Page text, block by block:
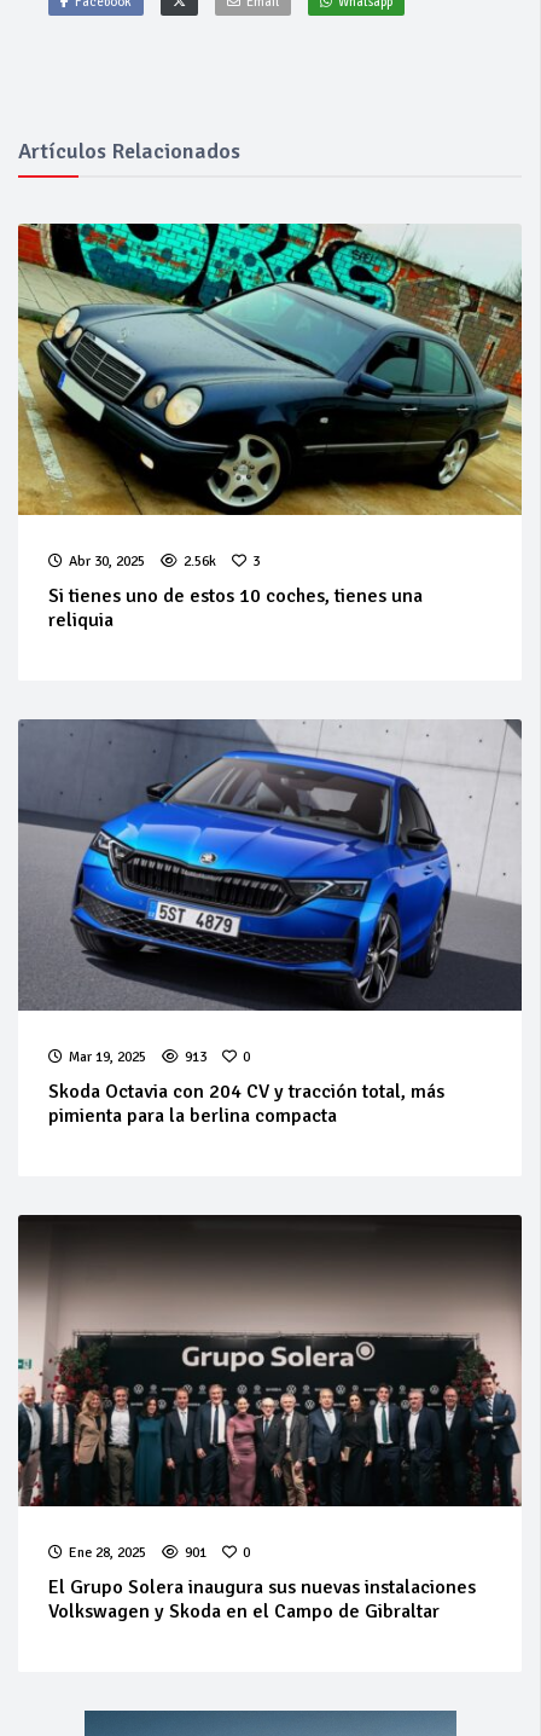
Artículos Relacionados
Abr 30, 2025 2.56k 3
Si tienes uno de estos 10 coches, tienes una
reliquia
Mar 19, 2025 913 0
Skoda Octavia con 204 CV y tracción total, más
pimienta para la berlina compacta
Ene 28, 2025 901 0
El Grupo Solera inaugura sus nuevas instalaciones
Volkswagen y Skoda en el Campo de Gibraltar